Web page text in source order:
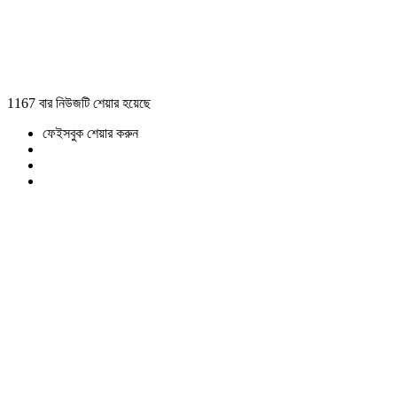
1167 বার নিউজটি শেয়ার হয়েছে
ফেইসবুক শেয়ার করুন